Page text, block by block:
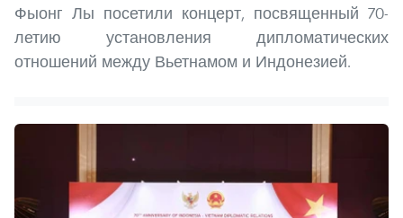
Фыонг Лы посетили концерт, посвященный 70-
летию установления дипломатических
отношений между Вьетнамом и Индонезией.